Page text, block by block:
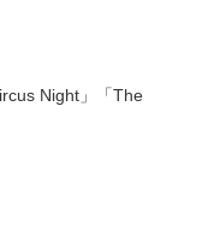
Night」「The